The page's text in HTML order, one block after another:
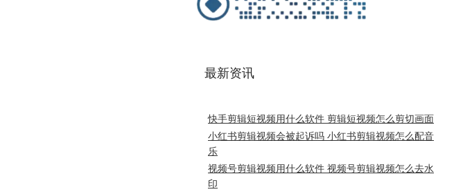
最新资讯
快手剪辑短视频用什么软件 剪辑短视频怎么剪切画面
小红书剪辑视频会被起诉吗 小红书剪辑视频怎么配音
乐
视频号剪辑视频用什么软件 视频号剪辑视频怎么去水
印